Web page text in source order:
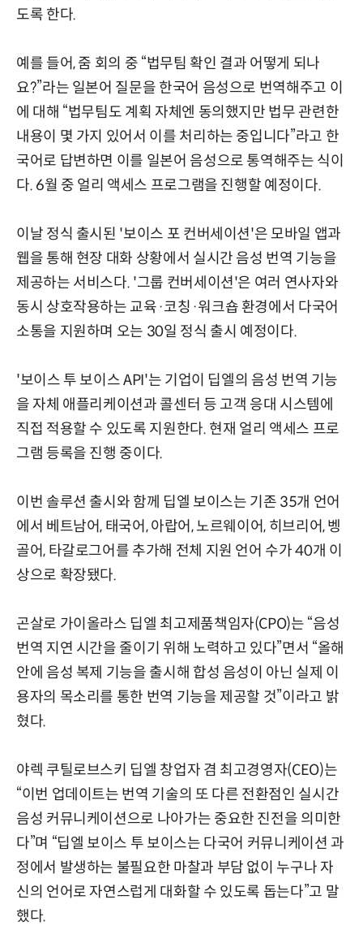
도록 한다.
예를 들어, 줌 회의 중 “법무팀 확인 결과 어떻게 되나
요?”라는 일본어 질문을 한국어 음성으로 번역해주고 이
에 대해 “법무팀도 계획 자체엔 동의했지만 법무 관련한
내용이 몇 가지 있어서 이를 처리하는 중입니다”라고 한
국어로 답변하면 이를 일본어 음성으로 통역해주는 식이
다. 6월 중 얼리 액세스 프로그램을 진행할 예정이다.
이날 정식 출시된 '보이스 포 컨버세이션'은 모바일 앱과
웹을 통해 현장 대화 상황에서 실시간 음성 번역 기능을
제공하는 서비스다. '그룹 컨버세이션'은 여러 연사자와
동시 상호작용하는 교육·코칭·워크숍 환경에서 다국어
소통을 지원하며 오는 30일 정식 출시 예정이다.
'보이스 투 보이스 API'는 기업이 딥엘의 음성 번역 기능
을 자체 애플리케이션과 콜센터 등 고객 응대 시스템에
직접 적용할 수 있도록 지원한다. 현재 얼리 액세스 프로
그램 등록을 진행 중이다.
이번 솔루션 출시와 함께 딥엘 보이스는 기존 35개 언어
에서 베트남어, 태국어, 아랍어, 노르웨이어, 히브리어, 벵
골어, 타갈로그어를 추가해 전체 지원 언어 수가 40개 이
상으로 확장됐다.
곤살로 가이올라스 딥엘 최고제품책임자(CPO)는 “음성
번역 지연 시간을 줄이기 위해 노력하고 있다”면서 “올해
안에 음성 복제 기능을 출시해 합성 음성이 아닌 실제 이
용자의 목소리를 통한 번역 기능을 제공할 것”이라고 밝
혔다.
야렉 쿠틸로브스키 딥엘 창업자 겸 최고경영자(CEO)는
“이번 업데이트는 번역 기술의 또 다른 전환점인 실시간
음성 커뮤니케이션으로 나아가는 중요한 진전을 의미한
다”며 “딥엘 보이스 투 보이스는 다국어 커뮤니케이션 과
정에서 발생하는 불필요한 마찰과 부담 없이 누구나 자
신의 언어로 자연스럽게 대화할 수 있도록 돕는다”고 말
했다.